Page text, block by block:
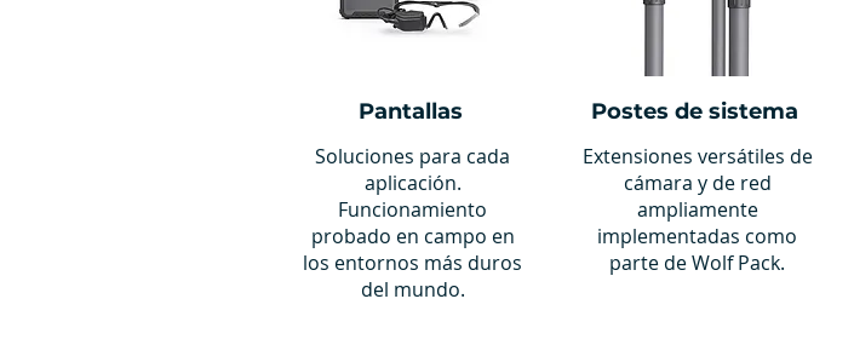
Pantallas
Soluciones para cada
aplicación.
Funcionamiento
probado en campo en
los entornos más duros
del mundo.
Postes de sistema
Extensiones versátiles de
cámara y de red
ampliamente
implementadas como
parte de Wolf Pack.